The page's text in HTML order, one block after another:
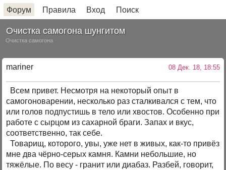
Форум Правила Вход Поиск
Очистка самогона шунгитом
Очистка самогона
mariner 08 Дек. 18, 18:55
Всем привет. Несмотря на некоторый опыт в
самогоноварении, несколько раз сталкивался с тем, что
или голов подпустишь в тело или хвостов. Особенно при
работе с сырцом из сахарной браги. Запах и вкус,
соответственно, так себе.
Товарищ, которого, увы, уже нет в живых, как-то привёз
мне два чёрно-серых камня. Камни небольшие, но
тяжёлые. По весу - гранит или диабаз. Разбей, говорит,